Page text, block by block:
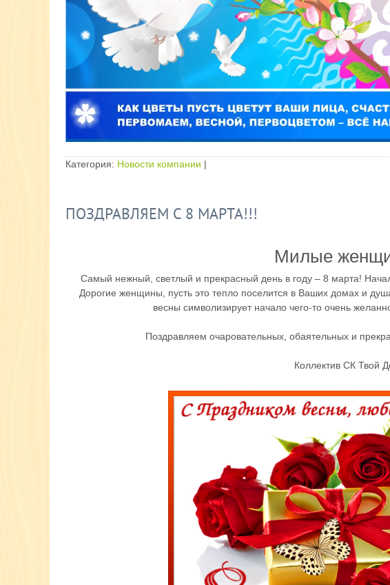
Категория: Новости компании |
ПОЗДРАВЛЯЕМ С 8 МАРТА!!!
Милые
Самый нежный, светлый и прекрасный день в году – 8 марта!
Дорогие женщины, пусть это тепло поселится в Ваших домах и
весны символизирует начало чего-то очень
Поздравляем очаровательных, обаятельных и
Коллектив СК Твой